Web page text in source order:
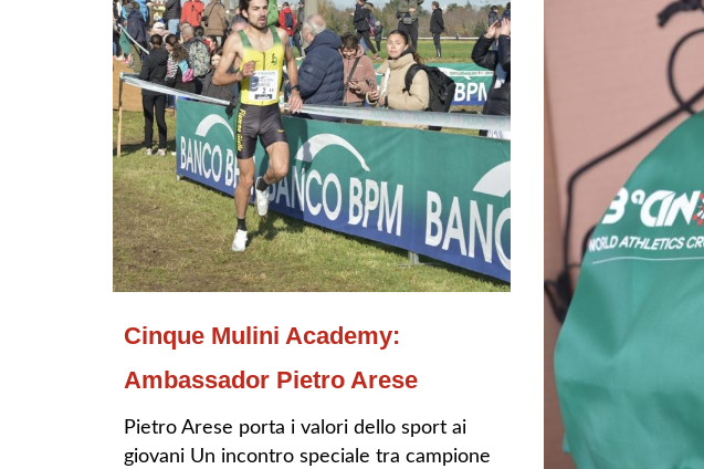
Cinque Mulini Academy:
Ambassador Pietro Arese
Pietro Arese porta i valori dello sport ai
giovani Un incontro speciale tra campione